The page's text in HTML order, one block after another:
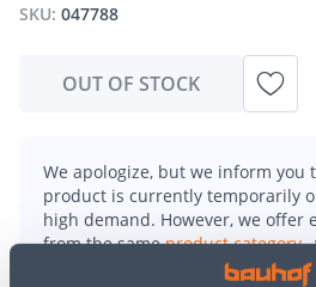
SKU: 047788
OUT OF STOCK
We apologize, but we inform you
product is currently temporarily
high demand. However, we offer
from the sameproduct category,